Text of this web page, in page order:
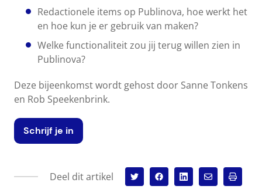
Redactionele items op Publinova, hoe werkt het
en hoe kun je er gebruik van maken?
Welke functionaliteit zou jij terug willen zien in
Publinova?
Deze bijeenkomst wordt gehost door Sanne Tonkens
en Rob Speekenbrink.
Schrijf je in
Deel dit artikel